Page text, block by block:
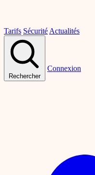
Tarifs Sécurité Actualités
Rechercher
Connexion